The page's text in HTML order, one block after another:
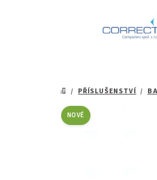
DOMŮ
/ PŘÍSLUŠENSTVÍ /
NOVÉ
hvězdiček.